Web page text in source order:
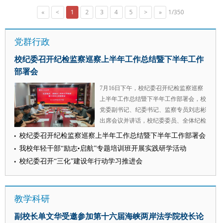
加培训，线上近400人参训。参训人员主要为各高
法类院校、行业特色高校。 （供稿：研究生院 撰
稿：李彧嘉 审核：陈玺）
惠于 审核：戴鲲）
上合组织大学中方校长委员会全体成员及中方项目
院校代表参会。 会上，张荣刚代表学校领取了上
法类高校在涉外法治研究领域的特色优势、推动上
员会及专家委员会名单等运行机制事项，正式启动
上合高等教育研究智库项目，并就建立中方校办常
态化议事机制、搭建中方资源整合平台等重点工作
作出部署。 我校作为上合组织大学、上合组织法
律大学联盟及丝绸之路大学联盟等成员高校，牵头
成立中国—中亚法律查明与研究中心，在哈萨克斯
坦设立“一带一路”营商环境服务发展中国中心，在
涉外法治人才联合培养、区域法律制度研究等领域
形成鲜明特色。学校将以此次受聘为契机，切实履
行委员职责，在法治合作平台搭建、智库成果产
力量。 （供稿：国际交流与合作处 撰稿：王梦琳
« < 1 2 3 4 5 > » 1/350
党群行政
校纪委召开纪检监察巡察上半年工作总结暨下半年工作
部署会
7月16日下午，校纪委召开纪检监察巡察
上半年工作总结暨下半年工作部署会，校
党委副书记、纪委书记、监察专员刘志彬
出席会议并讲话，校纪委委员、全体纪检
监察巡察干部参加会议。 会议深入学习
系列篇目《坚持党中央集中统一领导》
和“纪检监察工作规范化法治化正规化建
设年”行动领导小组办公室工作提示函。
校纪委副书记、综合室主任杨华，校党委
作和下半年工作计划。 会议指出，在省
校纪委召开纪检监察巡察上半年工作总结暨下半年工作部署会
我校年轻干部“励志•启航”专题培训班开展实践研学活动
校纪委召开“三化”建设年行动学习推进会
教学科研
副校长单文华受邀参加第十六届海峡两岸法学院校长论